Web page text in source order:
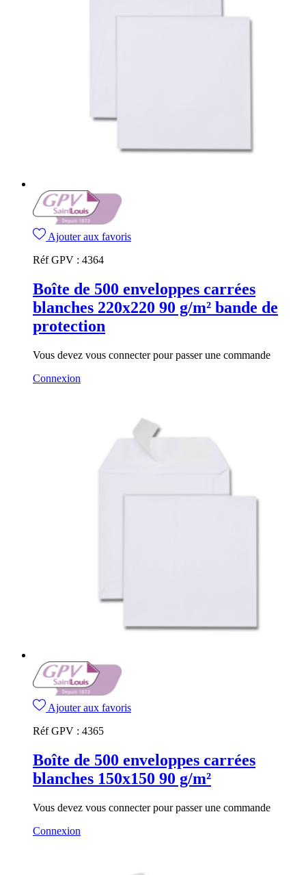
Ajouter aux favoris
Réf GPV : 4364
Boîte de 500 enveloppes carrées
blanches 220x220 90 g/m² bande de
protection
Vous devez vous connecter pour passer une commande
Connexion
Ajouter aux favoris
Réf GPV : 4365
Boîte de 500 enveloppes carrées
blanches 150x150 90 g/m²
Vous devez vous connecter pour passer une commande
Connexion